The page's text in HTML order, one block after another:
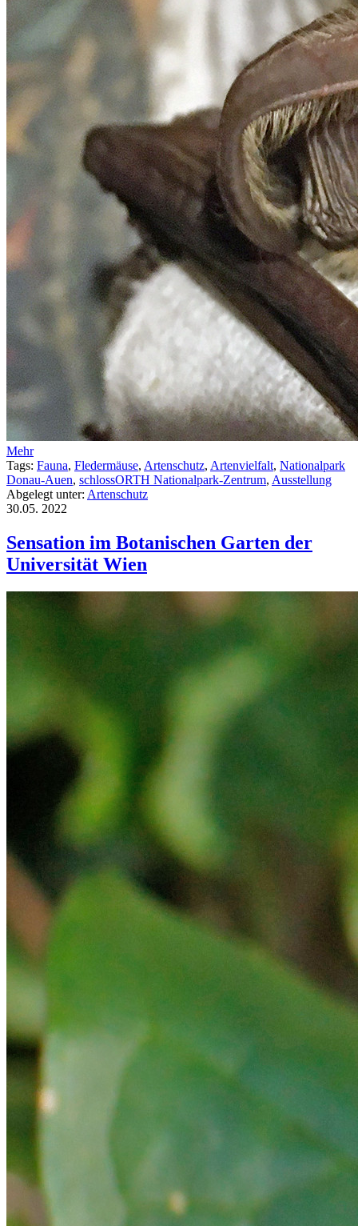
Mehr
Tags: Fauna, Fledermäuse, Artenschutz, Artenvielfalt, Nationalpark
Donau-Auen, schlossORTH Nationalpark-Zentrum, Ausstellung
Abgelegt unter: Artenschutz
30.05. 2022
Sensation im Botanischen Garten der
Universität Wien